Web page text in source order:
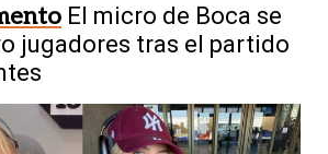
El micro de Boca se
jugadores tras el partido